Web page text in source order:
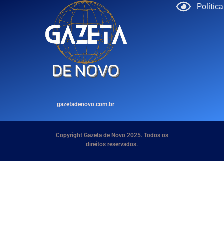
gazetadenovo.com.br
Copyright Gazeta de Novo 2025. Todos os
direitos reservados.